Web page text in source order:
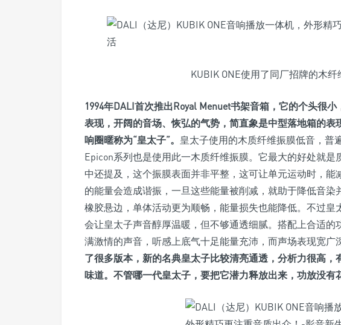
KUBIK ONE使用了同厂招牌的木纤
1994年DALI首次推出Royal Menuet书架音箱，它的个头很
表现，开阔的音场、恢弘的气势，简直象是中型落地箱的
响圈暱称为“皇太子”。 皇太子使用的木质纤维振膜低音，普
Epicon系列也是使用此一木质纤维振膜。它最大的好处就
中还提及，这个振膜表面并非平整，这可让单元运动时，
的能量会造成谐振，一旦这些能量被削减，就助于降低音
橡胶悬边，单体活动更为顺畅，能量损失也能降低。不过
会让皇太子声音醇厚温暖，但不够通透细腻。搭配上合适
满激情的声音，听感上底气十足能量充沛，而声场表现宽广
了很多版本，新的名典皇太子比较清亮通透，分析力很高
味道。不管哪一代皇太子，要把它潜力释放出来，功放没有